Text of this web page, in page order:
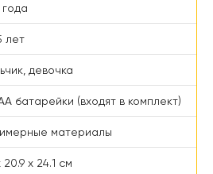
года
лет
девочка
батарейки (входят в комплект)
материалы
20.9 х 24.1 см